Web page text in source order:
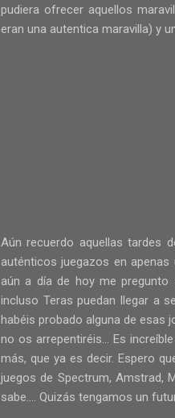
pudiera ofrecer aquellos
eran una autentica maravilla) y
Aún recuerdo aquellas tardes
auténticos juegazos en
aún a día de hoy me pregunto
incluso Teras puedan llegar a
habéis probado alguna de esas
no os arrepentiréis... Es
más, que ya es decir. Espero
juegos de Spectrum, Amstrad,
sabe.... Quizás tengamos un